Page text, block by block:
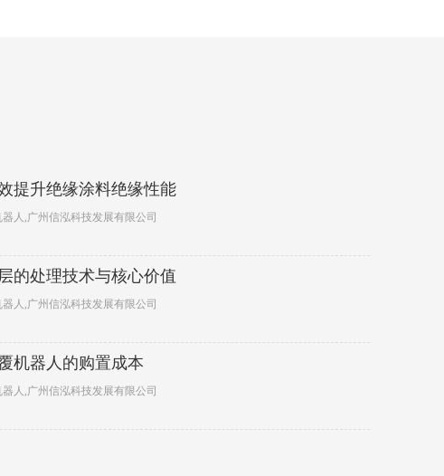
提升绝缘涂料绝缘性能
人,广州信泓科技发展有限公司
的处理技术与核心价值
人,广州信泓科技发展有限公司
机器人的购置成本
人,广州信泓科技发展有限公司